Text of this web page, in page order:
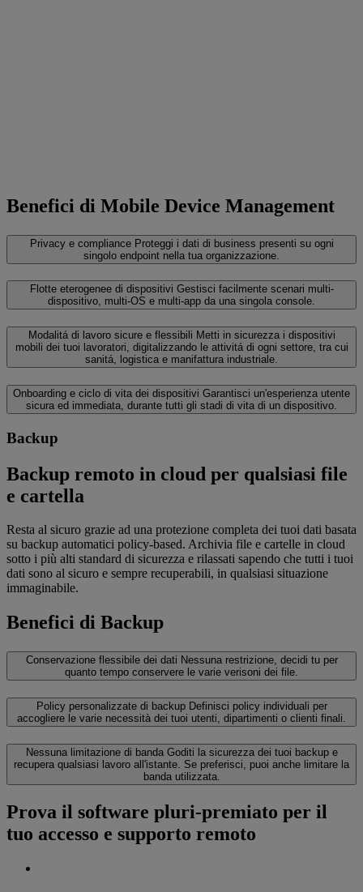
‌Benefici di Mobile Device Management
Privacy e compliance Proteggi i dati di business presenti su ogni
singolo endpoint nella tua organizzazione.
Flotte eterogenee di dispositivi Gestisci facilmente scenari multi-
dispositivo, multi-OS e multi-app da una singola console.
Modalitá di lavoro sicure e flessibili Metti in sicurezza i dispositivi
mobili dei tuoi lavoratori, digitalizzando le attivitá di ogni settore, tra cui
sanitá, logistica e manifattura industriale.
Onboarding e ciclo di vita dei dispositivi Garantisci un'esperienza utente
sicura ed immediata, durante tutti gli stadi di vita di un dispositivo.
Backup
Backup remoto in cloud per qualsiasi file
e cartella
Resta al sicuro grazie ad una protezione completa dei tuoi dati basata
su backup automatici policy-based. Archivia file e cartelle in cloud
sotto i più alti standard di sicurezza e rilassati sapendo che tutti i tuoi
dati sono al sicuro e sempre recuperabili, in qualsiasi situazione
immaginabile.
Benefici di Backup
Conservazione flessibile dei dati Nessuna restrizione, decidi tu per
quanto tempo conservere le varie verisoni dei file.
Policy personalizzate di backup Definisci policy individuali per
accogliere le varie necessità dei tuoi utenti, dipartimenti o clienti finali.
Nessuna limitazione di banda Goditi la sicurezza dei tuoi backup e
recupera qualsiasi lavoro all'istante. Se preferisci, puoi anche limitare la
banda utilizzata.
Prova il software pluri-premiato per il
tuo accesso e supporto remoto